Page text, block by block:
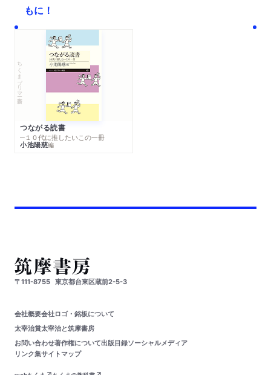
もに！
ちくまプリマー新書
つながる読書
─１０代に推したいこの一冊
小池陽慈編
〒111-8755 東京都台東区蔵前2-5-3
会社概要会社ロゴ・銘板について
太宰治賞太宰治と筑摩書房
お問い合わせ著作権について出版目録ソーシャルメディア
リンク集サイトマップ